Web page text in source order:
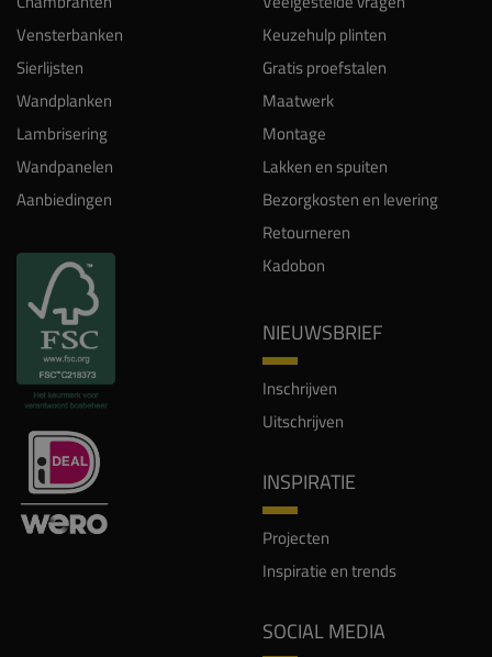
Vensterbanken
Sierlijsten
Wandplanken
Lambrisering
Wandpanelen
Aanbiedingen
Keuzehulp plinten
Gratis proefstalen
Maatwerk
Montage
Lakken en spuiten
Bezorgkosten en levering
Retourneren
Kadobon
NIEUWSBRIEF
Inschrijven
Uitschrijven
INSPIRATIE
Projecten
Inspiratie en trends
SOCIAL MEDIA